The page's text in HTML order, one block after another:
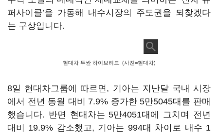
퍼사이클’을 가동해 내수시장의 주도권을 되찾겠다
는 구상입니다.
현대차 투싼 하이브리드. (사진=현대차)
8일 현대차그룹에 따르면, 기아는 지난달 국내 시장
에서 전년 동월 대비 7.9% 증가한 5만5045대를 판매
했습니다. 반면 현대차는 5만4051대에 그치며 전년
대비 19.9% 감소했고, 기아는 994대 차이로 내수 1